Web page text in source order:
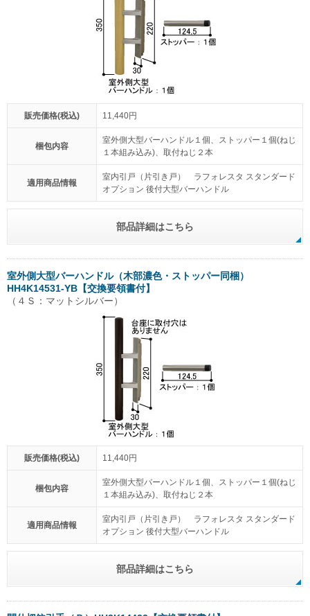
販売価格(税込) 11,440円
梱包内容
室外側大型バーハンドル１個、ストッパー１個(ねじ
１本組み込み)、取付ねじ２本
適用商品情報
室内引戸（片引き戸） ラフォレスタ スタンダード
オプション 後付大型バーハンドル
部品詳細はこちら
室外側大型バーハンドル（木部濃色・ストッパー同梱）
HH4K14531-YB【交換要領書付】
（４Ｓ：マットシルバー）
販売価格(税込) 11,440円
梱包内容
室外側大型バーハンドル１個、ストッパー１個(ねじ
１本組み込み)、取付ねじ２本
適用商品情報
室内引戸（片引き戸） ラフォレスタ スタンダード
オプション 後付大型バーハンドル
部品詳細はこちら